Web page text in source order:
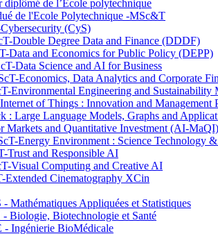
diplômé de l’École polytechnique
de l'Ecole Polytechnique -MSc&T
(CyS)
Double Degree Data and Finance (DDDF)
Data and Economics for Public Policy (DEPP)
Data Science and AI for Business
Economics, Data Analytics and Corporate
Environmental Engineering and Sustainability
of Things : Innovation and Management
: Large Language Models, Graphs and
and Quantitative Investment (AI-MaQI)
Energy Environment : Science Technology
and Responsible AI
Visual Computing and Creative AI
Cinematography XCin
Appliquées et Statistiques
Biologie, Biotechnologie et Santé
Ingénierie BioMédicale